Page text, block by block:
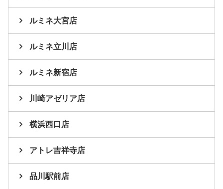
ルミネ大宮店
ルミネ立川店
ルミネ新宿店
川崎アゼリア店
横浜西口店
アトレ吉祥寺店
品川駅前店